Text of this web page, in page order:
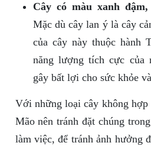
Cây có màu xanh
Mặc dù cây lan ý là cây
của cây này thuộc hành
năng lượng tích cực
gây bất lợi cho sức khỏe
Với những loại cây không
Mão nên tránh đặt chúng
làm việc, để tránh ảnh hưởng